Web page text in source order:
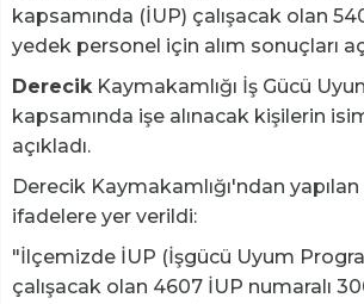
kapsamında (İUP) çalışacak olan
yedek personel için alım sonuçları
DerecikKaymakamlığı İş Gücü
kapsamında işe alınacak kişilerin
açıkladı.
Derecik Kaymakamlığı'ndan
ifadelere yer verildi:
"İlçemizde İUP (İşgücü Uyum
çalışacak olan 4607 İUP numaralı